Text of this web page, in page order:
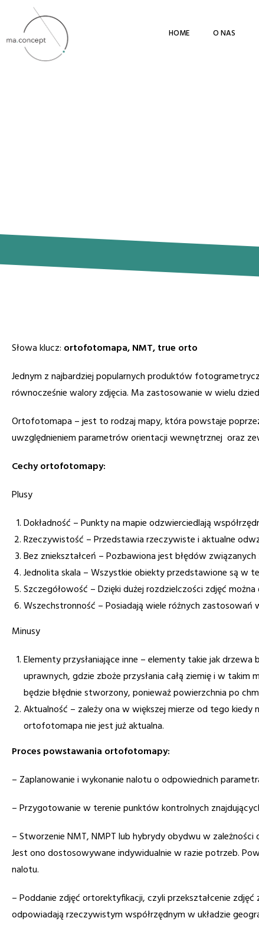
HOME O NAS
Słowa klucz: ortofotomapa, NMT, true orto
Jednym z najbardziej popularnych produktów
równocześnie walory zdjęcia. Ma zastosowanie w wielu
Ortofotomapa – jest to rodzaj mapy, która powstaje
uwzględnieniem parametrów orientacji wewnętrznej oraz
Cechy ortofotomapy:
Plusy
Dokładność – Punkty na mapie odzwierciedlają
Rzeczywistość – Przedstawia rzeczywiste i aktualne
Bez zniekształceń – Pozbawiona jest błędów
Jednolita skala – Wszystkie obiekty przedstawione są w
Szczegółowość – Dzięki dużej rozdzielczości zdjęć
Wszechstronność – Posiadają wiele różnych zastosowań
Minusy
Elementy przysłaniające inne – elementy takie jak
uprawnych, gdzie zboże przysłania całą ziemię i w
będzie błędnie stworzony, ponieważ powierzchnia po
Aktualność – zależy ona w większej mierze od tego
ortofotomapa nie jest już aktualna.
Proces powstawania ortofotomapy:
– Zaplanowanie i wykonanie nalotu o odpowiednich
– Przygotowanie w terenie punktów kontrolnych
– Stworzenie NMT, NMPT lub hybrydy obydwu w
Jest ono dostosowywane indywidualnie w razie potrzeb.
nalotu.
– Poddanie zdjęć ortorektyfikacji, czyli przekształcenie
odpowiadają rzeczywistym współrzędnym w układzie